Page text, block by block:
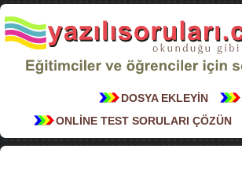
DOSYA EKLEYİN
ONLİNE TEST SORULARI ÇÖZÜN